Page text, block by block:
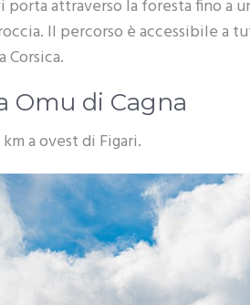
porta attraverso la foresta fino a
Il percorso è accessibile a
Corsica.
Omu di Cagna
a ovest di Figari.